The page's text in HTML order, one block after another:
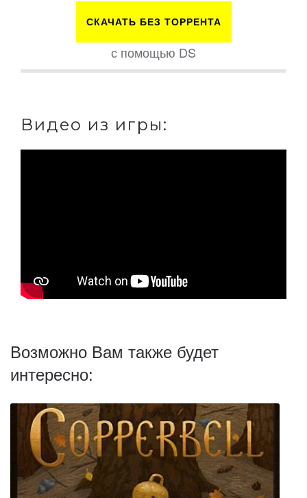
СКАЧАТЬ БЕЗ ТОРРЕНТА
с помощью DS
Видео из игры:
Возможно Вам также будет
интересно: